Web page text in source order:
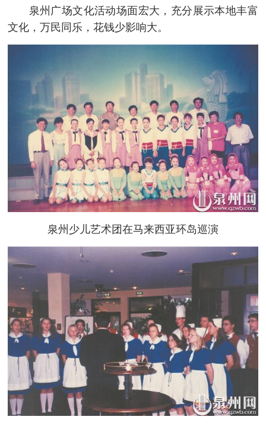
泉州广场文化活动场面宏大，充分展示本地丰富
文化，万民同乐，花钱少影响大。
泉州少儿艺术团在马来西亚环岛巡演